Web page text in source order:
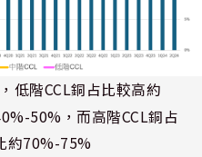
低階CCL銅占比較高約
50%，而高階CCL銅占
約70%-75%